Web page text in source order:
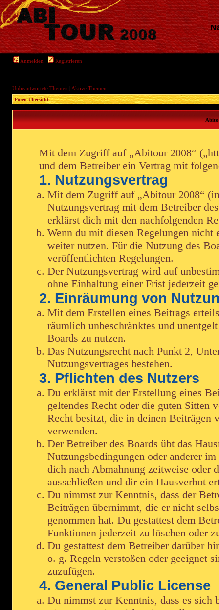
Anmelden Registrieren
Unbeantwortete Themen | Aktive Themen
Foren-Übersicht
Mit dem Zugriff auf „Abitour 2008“
und dem Betreiber ein Vertrag mit
1. Nutzungsvertrag
Mit dem Zugriff auf „Abitour 2008“
Nutzungsvertrag mit dem Betreiber
erklärst dich mit den nachfolgenden
Wenn du mit diesen Regelungen
weiter nutzen. Für die Nutzung des
veröffentlichten Regelungen.
Der Nutzungsvertrag wird auf
ohne Einhaltung einer Frist jederzeit
2. Einräumung von
Mit dem Erstellen eines Beitrags
räumlich unbeschränktes und
Boards zu nutzen.
Das Nutzungsrecht nach Punkt 2,
Nutzungsvertrages bestehen.
3. Pflichten des Nutzers
Du erklärst mit der Erstellung eines
geltendes Recht oder die guten Sitten
Recht besitzt, die in deinen Beiträgen
verwenden.
Der Betreiber des Boards übt das
Nutzungsbedingungen oder anderer
dich nach Abmahnung zeitweise oder
ausschließen und dir ein Hausverbot
Du nimmst zur Kenntnis, dass der
Beiträgen übernimmt, die er nicht
genommen hat. Du gestattest dem
Funktionen jederzeit zu löschen oder
Du gestattest dem Betreiber darüber
o. g. Regeln verstoßen oder geeignet
zuzufügen.
4. General Public License
Du nimmst zur Kenntnis, dass es sich